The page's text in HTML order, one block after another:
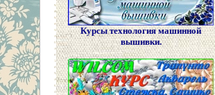
Курсы технология машинной
вышивки.